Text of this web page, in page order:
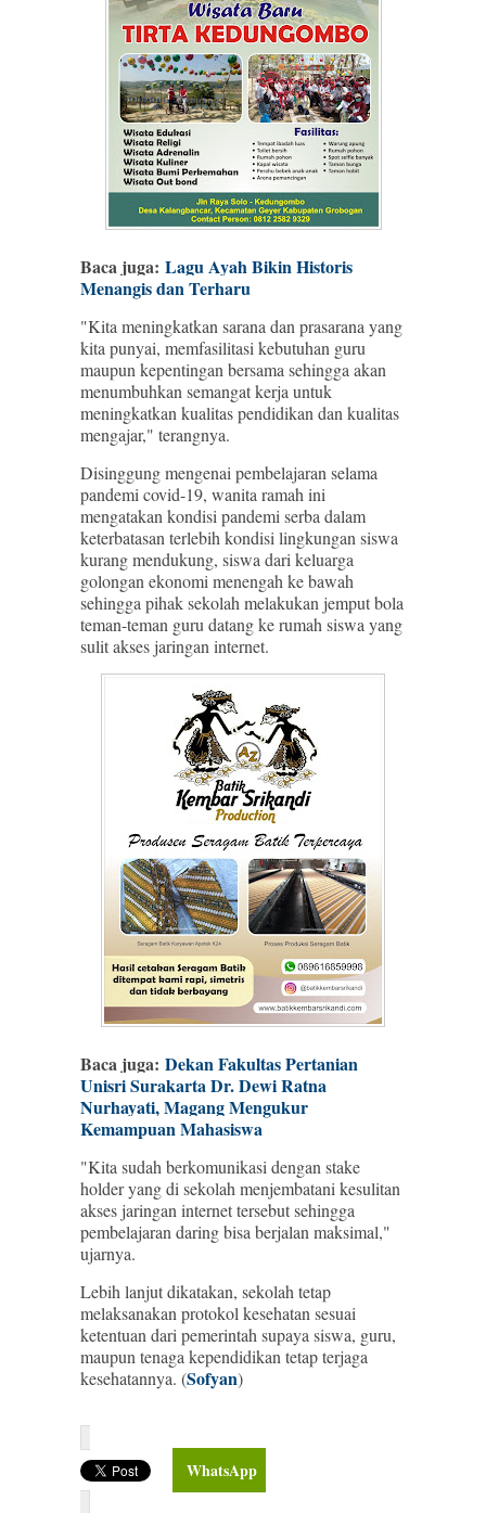
Baca juga: Lagu Ayah Bikin Historis
Menangis dan Terharu
"Kita meningkatkan sarana dan prasarana yang
kita punyai, memfasilitasi kebutuhan guru
maupun kepentingan bersama sehingga akan
menumbuhkan semangat kerja untuk
meningkatkan kualitas pendidikan dan kualitas
mengajar," terangnya.
Disinggung mengenai pembelajaran selama
pandemi covid-19, wanita ramah ini
mengatakan kondisi pandemi serba dalam
keterbatasan terlebih kondisi lingkungan siswa
kurang mendukung, siswa dari keluarga
golongan ekonomi menengah ke bawah
sehingga pihak sekolah melakukan jemput bola
teman-teman guru datang ke rumah siswa yang
sulit akses jaringan internet.
Baca juga: Dekan Fakultas Pertanian
Unisri Surakarta Dr. Dewi Ratna
Nurhayati, Magang Mengukur
Kemampuan Mahasiswa
"Kita sudah berkomunikasi dengan stake
holder yang di sekolah menjembatani kesulitan
akses jaringan internet tersebut sehingga
pembelajaran daring bisa berjalan maksimal,"
ujarnya.
Lebih lanjut dikatakan, sekolah tetap
melaksanakan protokol kesehatan sesuai
ketentuan dari pemerintah supaya siswa, guru,
maupun tenaga kependidikan tetap terjaga
kesehatannya. (Sofyan)
WhatsApp